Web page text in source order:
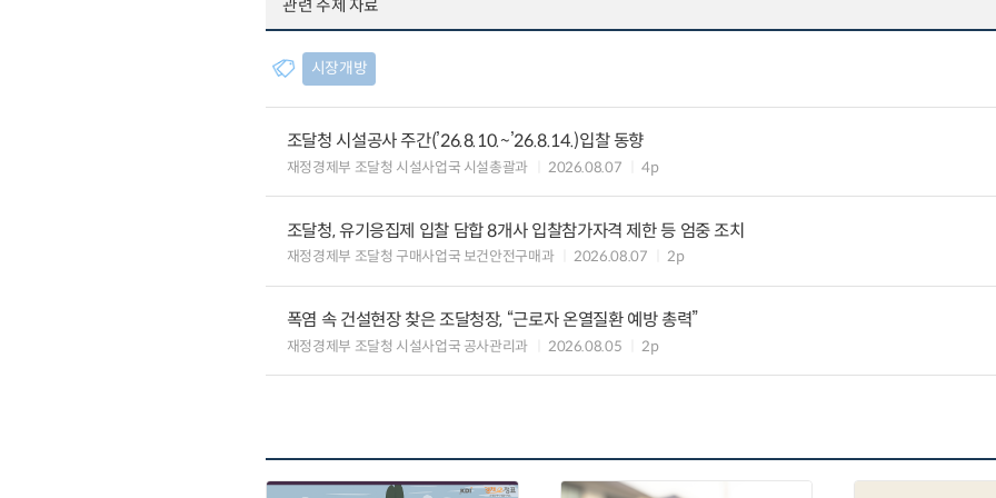
관련 주제 자료
시장개방
조달청 시설공사 주간(’26.8.10.~’26.8.14.)입찰 동향
재정경제부 조달청 시설사업국 시설총괄과 2026.08.07 4p
조달청, 유기응집제 입찰 담합 8개사 입찰참가자격 제한 등 엄중 조치
재정경제부 조달청 구매사업국 보건안전구매과 2026.08.07 2p
폭염 속 건설현장 찾은 조달청장, “근로자 온열질환 예방 총력”
재정경제부 조달청 시설사업국 공사관리과 2026.08.05 2p